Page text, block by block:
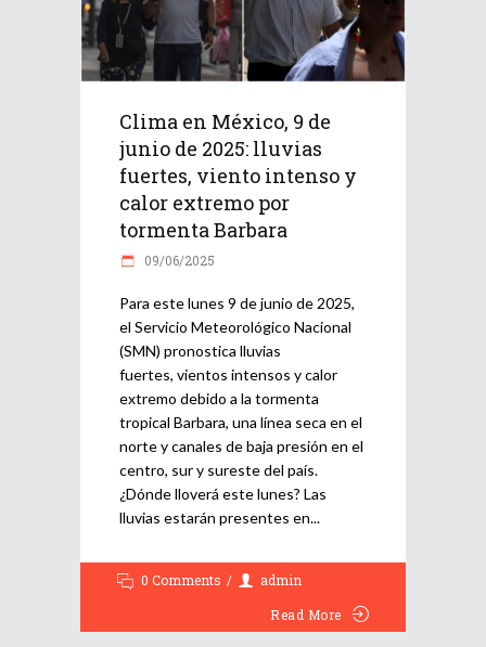
Clima en México, 9 de
junio de 2025: lluvias
fuertes, viento intenso y
calor extremo por
tormenta Barbara
09/06/2025
Para este lunes 9 de junio de 2025,
el Servicio Meteorológico Nacional
(SMN) pronostica lluvias
fuertes, vientos intensos y calor
extremo debido a la tormenta
tropical Barbara, una línea seca en el
norte y canales de baja presión en el
centro, sur y sureste del país.
¿Dónde lloverá este lunes? Las
lluvias estarán presentes en
0 Comments
admin
Read More